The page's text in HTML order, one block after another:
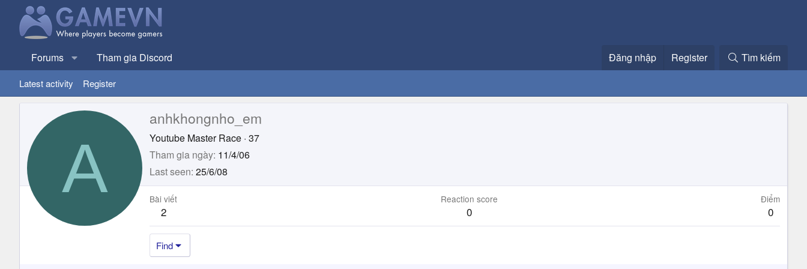
Forums Tham gia Discord Đăng nhập Register Tìm kiếm
Latest activity Register
A
anhkhongnho_em
Youtube Master Race · 37
Tham gia ngày 11/4/06
Last seen 25/6/08
Bài viết
2
Reaction score
0
Điểm
0
Find